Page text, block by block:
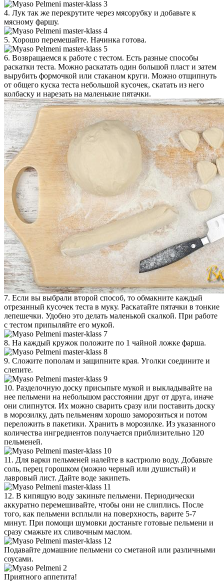
4. Лук так же перекрутите через мясорубку и добавьте к
мясному фаршу.
5. Хорошо перемешайте. Начинка готова.
6. Возвращаемся к работе с тестом. Есть разные способы
раскатки теста. Можно раскатать один большой пласт и затем
вырубить формочкой или стаканом круги. Можно отщипнуть
от общего куска теста небольшой кусочек, скатать из него
колбаску и нарезать на маленькие пятачки.
7. Если вы выбрали второй способ, то обмакните каждый
отрезанный кусочек теста в муку. Раскатайте пятачки в тонкие
лепешечки. Удобно это делать маленькой скалкой. При работе
с тестом припыляйте его мукой.
8. На каждый кружок положите по 1 чайной ложке фарша.
9. Сложите пополам и защипните края. Уголки соедините и
слепите.
10. Разделочную доску присыпьте мукой и выкладывайте на
нее пельмени на небольшом расстоянии друг от друга, иначе
они слипнутся. Их можно сварить сразу или поставить доску
в морозилку, дать пельменям хорошо заморозиться и потом
переложить в пакетики. Хранить в морозилке. Из указанного
количества ингредиентов получается приблизительно 120
пельменей.
11. Для варки пельменей налейте в кастрюлю воду. Добавьте
соль, перец горошком (можно черный или душистый) и
лавровый лист. Дайте воде закипеть.
12. В кипящую воду закиньте пельмени. Периодически
аккуратно перемешивайте, чтобы они не слиплись. После
того, как пельмени всплыли на поверхность, варите 5-7
минут. При помощи шумовки достаньте готовые пельмени и
сразу смажьте их сливочным маслом.
Подавайте домашние пельмени со сметаной или различными
соусами.
Приятного аппетита!